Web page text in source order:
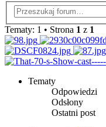
Tematy: 1 • Strona 1 z 1
Tematy
Odpowiedzi
Odsłony
Ostatni post